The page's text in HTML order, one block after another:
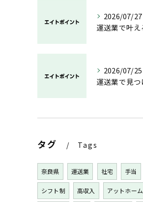
2026/07/27
2026/07/25
タグ Tags
奈良県 運送業 社宅 手当
シフト制 高収入 アットホーム